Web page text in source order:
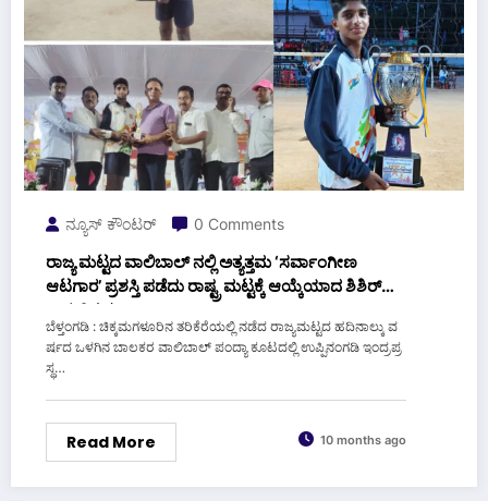
ನ್ಯೂಸ್ ಕೌಂಟರ್ 0 Comments
ರಾಜ್ಯ ಮಟ್ಟದ ವಾಲಿಬಾಲ್ ನಲ್ಲಿ ಅತ್ಯತ್ತಮ ‘ಸರ್ವಾಂಗೀಣ
ಆಟಗಾರ’ ಪ್ರಶಸ್ತಿ ಪಡೆದು ರಾಷ್ಟ್ರ ಮಟ್ಟಕ್ಕೆ ಆಯ್ಕೆಯಾದ ಶಿಶಿರ್
ಜಯವಿಕ್ರಮ್
ಬೆಳ್ತಂಗಡಿ : ಚಿಕ್ಕಮಗಳೂರಿನ ತರಿಕೆರೆಯಲ್ಲಿ ನಡೆದ ರಾಜ್ಯಮಟ್ಟದ ಹದಿನಾಲ್ಕು ವ
ರ್ಷದ ಒಳಗಿನ ಬಾಲಕರ ವಾಲಿಬಾಲ್ ಪಂದ್ಯಾ ಕೂಟದಲ್ಲಿ ಉಪ್ಪಿನಂಗಡಿ ಇಂದ್ರಪ್ರ
ಸ್ಥ…
Read More 10 months ago